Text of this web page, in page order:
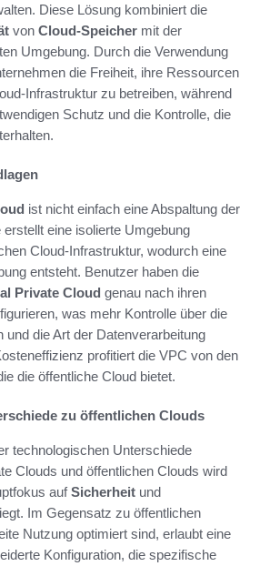
Diese Lösung kombiniert die
von Cloud-Speicher mit der
Umgebung. Durch die Verwendung
die Freiheit, ihre Ressourcen
Infrastruktur zu betreiben, während
Schutz und die Kontrolle, die
ist nicht einfach eine Abspaltung der
eine isolierte Umgebung
Cloud-Infrastruktur, wodurch eine
entsteht. Benutzer haben die
Private Cloud genau nach ihren
was mehr Kontrolle über die
die Art der Datenverarbeitung
profitiert die VPC von den
die öffentliche Cloud bietet.
zu öffentlichen Clouds
technologischen Unterschiede
Clouds und öffentlichen Clouds wird
aufSicherheit und
Im Gegensatz zu öffentlichen
Nutzung optimiert sind, erlaubt eine
Konfiguration, die spezifische